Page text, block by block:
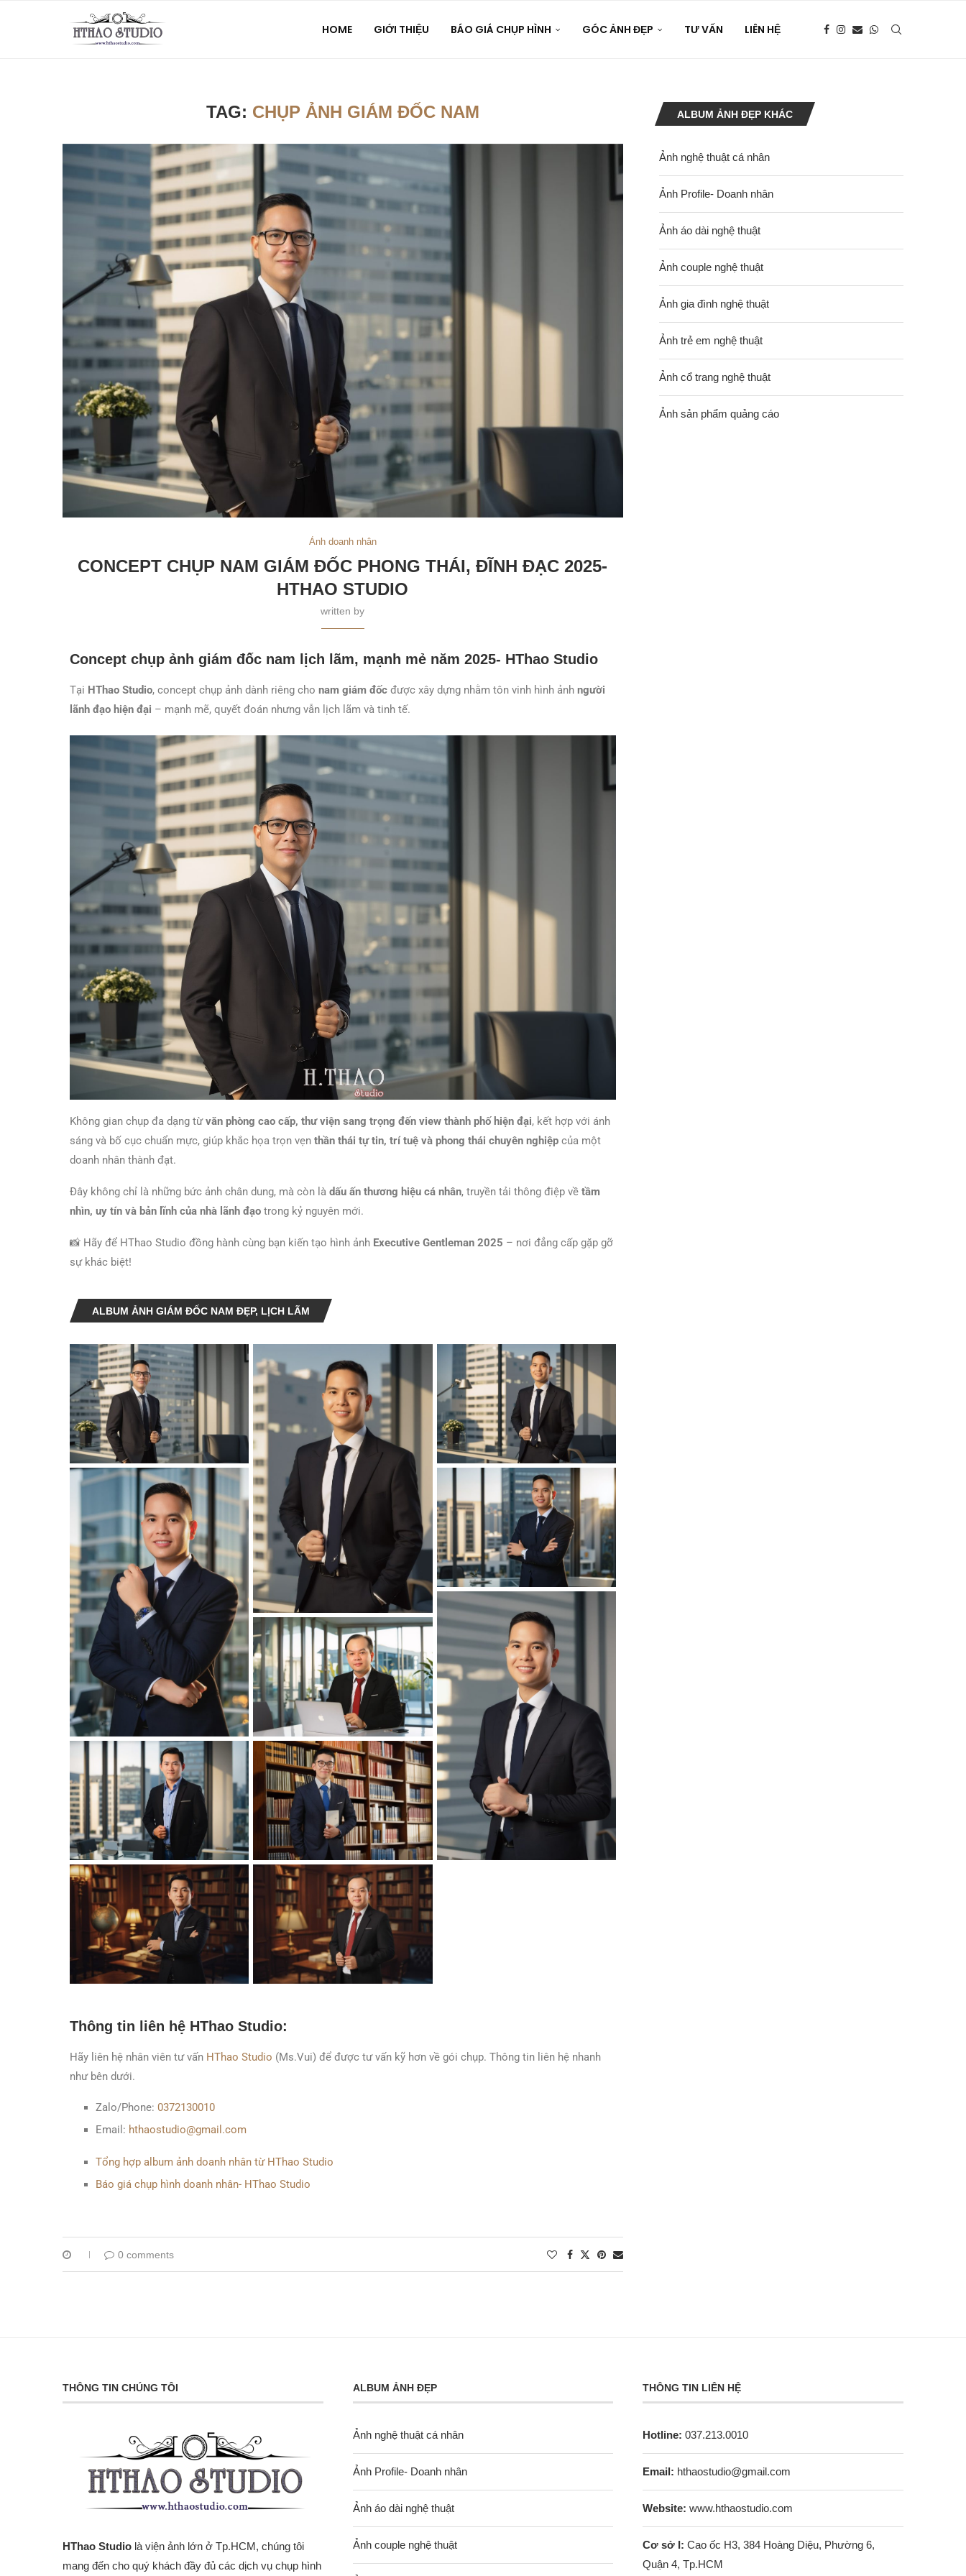
HOME GIỚI THIỆU BÁO GIÁ CHỤP HÌNH GÓC ẢNH ĐẸP TƯ VẤN LIÊN HỆ
TAG: CHỤP ẢNH GIÁM ĐỐC NAM
Ảnh doanh nhân
CONCEPT CHỤP NAM GIÁM ĐỐC PHONG THÁI, ĐĨNH ĐẠC 2025-
HTHAO STUDIO
written by
Concept chụp ảnh giám đốc nam lịch lãm, mạnh mẻ năm 2025- HThao Studio
Tại HThao Studio, concept chụp ảnh dành riêng cho nam giám đốc được xây dựng nhằm tôn vinh hình ảnh người
lãnh đạo hiện đại – mạnh mẽ, quyết đoán nhưng vẫn lịch lãm và tinh tế.
Không gian chụp đa dạng từvăn phòng cao cấp, thư viện sang trọng đến view thành phố hiện đại, kết hợp với ánh
sáng và bố cục chuẩn mực, giúp khắc họa trọn vẹn thần thái tự tin, trí tuệ và phong thái chuyên nghiệp của một
doanh nhân thành đạt.
Đây không chỉ là những bức ảnh chân dung, mà còn là dấu ấn thương hiệu cá nhân, truyền tải thông điệp về tầm
nhìn, uy tín và bản lĩnh của nhà lãnh đạo trong kỷ nguyên mới.
📸 Hãy để HThao Studio đồng hành cùng bạn kiến tạo hình ảnh Executive Gentleman 2025 – nơi đẳng cấp gặp gỡ
sự khác biệt!
ALBUM ẢNH GIÁM ĐỐC NAM ĐẸP, LỊCH LÃM
Thông tin liên hệ HThao Studio:
Hãy liên hệ nhân viên tư vấn HThao Studio (Ms.Vui) để được tư vấn kỹ hơn về gói chụp. Thông tin liên hệ nhanh
như bên dưới.
Zalo/Phone: 0372130010
Email: hthaostudio@gmail.com
Tổng hợp album ảnh doanh nhân từ HThao Studio
Báo giá chụp hình doanh nhân- HThao Studio
0 comments
ALBUM ẢNH ĐẸP KHÁC
Ảnh nghệ thuật cá nhân
Ảnh Profile- Doanh nhân
Ảnh áo dài nghệ thuật
Ảnh couple nghệ thuật
Ảnh gia đình nghệ thuật
Ảnh trẻ em nghệ thuật
Ảnh cổ trang nghệ thuật
Ảnh sản phẩm quảng cáo
THÔNG TIN CHÚNG TÔI
HThao Studio là viện ảnh lớn ở Tp.HCM, chúng tôi
mang đến cho quý khách đầy đủ các dịch vụ chụp hình
ALBUM ẢNH ĐẸP
Ảnh nghệ thuật cá nhân
Ảnh Profile- Doanh nhân
Ảnh áo dài nghệ thuật
Ảnh couple nghệ thuật
THÔNG TIN LIÊN HỆ
Hotline: 037.213.0010
Email: hthaostudio@gmail.com
Website: www.hthaostudio.com
Cơ sở I: Cao ốc H3, 384 Hoàng Diệu, Phường 6,
Quận 4, Tp.HCM